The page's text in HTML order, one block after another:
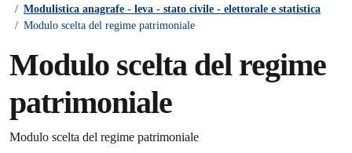
/ Modulistica anagrafe - leva - stato civile - elettorale e statistica
/ Modulo scelta del regime patrimoniale
Modulo scelta del regime
patrimoniale
Dettagli del documento
Modulo scelta del regime patrimoniale